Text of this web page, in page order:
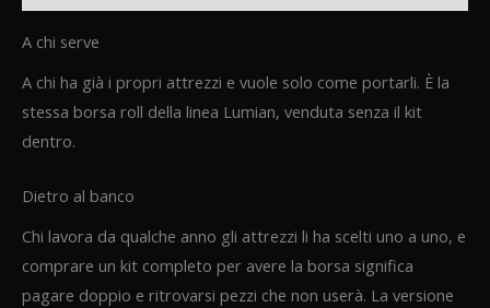
A chi serve
A chi ha già i propri attrezzi e vuole solo come portarli. È la
stessa borsa roll della linea Lumian, venduta senza il kit
dentro.
Dietro al banco
Chi lavora da qualche anno gli attrezzi li ha scelti uno a uno, e
comprare un kit completo per avere la borsa significa
pagare doppio e ritrovarsi pezzi che non userà. La versione